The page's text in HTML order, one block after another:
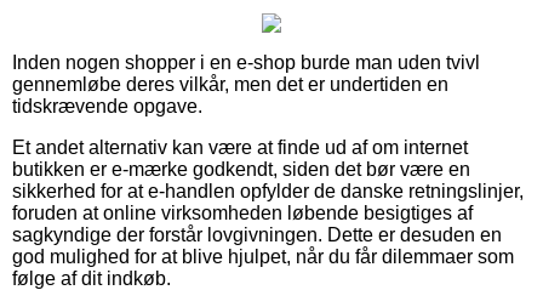
Inden nogen shopper i en e-shop burde man uden tvivl
gennemløbe deres vilkår, men det er undertiden en
tidskrævende opgave.
Et andet alternativ kan være at finde ud af om internet
butikken er e-mærke godkendt, siden det bør være en
sikkerhed for at e-handlen opfylder de danske retningslinjer,
foruden at online virksomheden løbende besigtiges af
sagkyndige der forstår lovgivningen. Dette er desuden en
god mulighed for at blive hjulpet, når du får dilemmaer som
følge af dit indkøb.